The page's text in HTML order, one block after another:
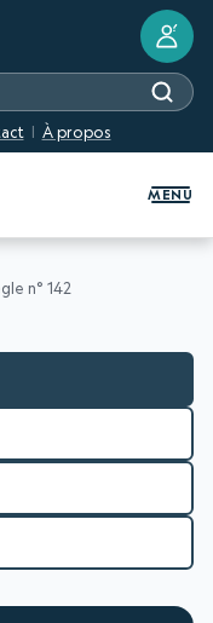
À propos
?
MENU
n° 142